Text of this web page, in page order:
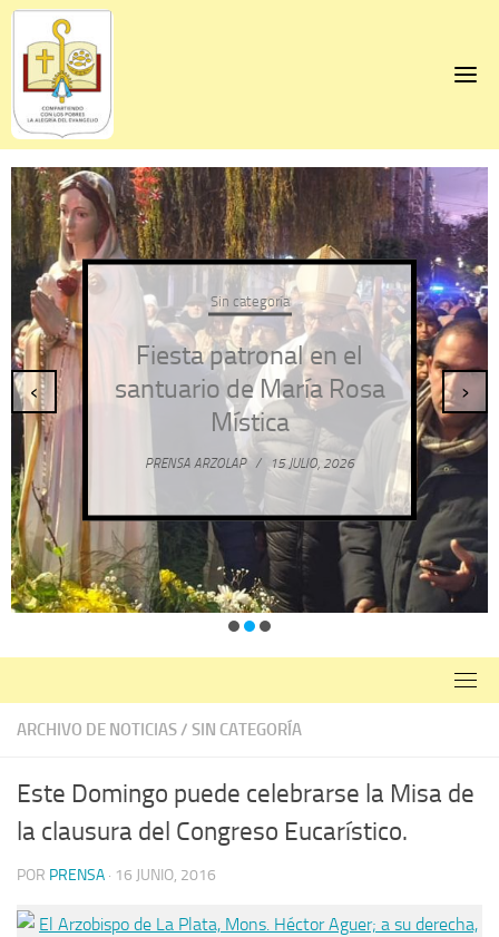
Skip
content
Sin categoría
Fiesta patronal en el
santuario de María Rosa
Mística
PRENSA ARZOLAP / 15 JULIO, 2026
‹ ›
ARCHIVO DE NOTICIAS/ SIN CATEGORÍA
Este Domingo puede celebrarse la Misa de
la clausura del Congreso Eucarístico.
POR PRENSA · 16 JUNIO, 2016